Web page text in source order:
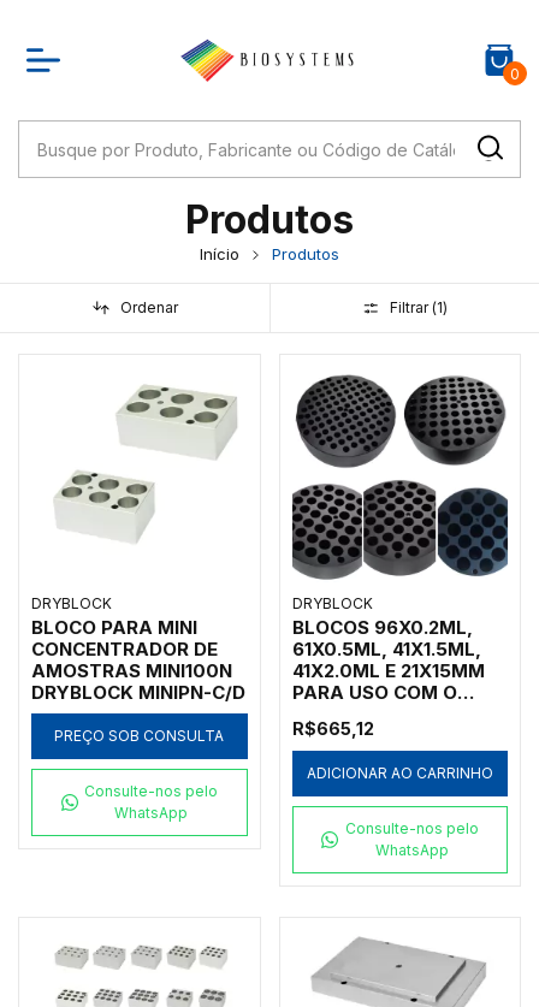
0
Produtos
Início Produtos
Ordenar Filtrar (1)
DRYBLOCK
BLOCO PARA MINI
CONCENTRADOR DE
AMOSTRAS MINI100N
DRYBLOCK MINIPN-C/D
PREÇO SOB CONSULTA
Consulte-nos pelo
WhatsApp
DRYBLOCK
BLOCOS 96X0.2ML,
61X0.5ML, 41X1.5ML,
41X2.0ML E 21X15MM
PARA USO COM O
DRYBLOCK MODELO
BS30
R$665,12
ADICIONAR AO CARRINHO
Consulte-nos pelo
WhatsApp